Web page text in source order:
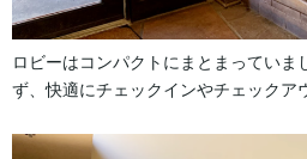
ロビーはコンパクトにまとまっていま
ず、快適にチェックインやチェックア